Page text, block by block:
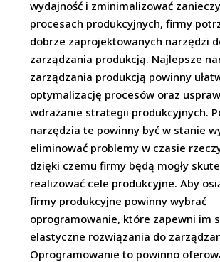
wydajność i zminimalizować
procesach produkcyjnych, firmy
dobrze zaprojektowanych narzędzi
zarządzania produkcją. Najlepsze
zarządzania produkcją powinny
optymalizację procesów oraz
wdrażanie strategii produkcyjnych.
narzędzia te powinny być w stanie
eliminować problemy w czasie
dzięki czemu firmy będą mogły
realizować cele produkcyjne. Aby
firmy produkcyjne powinny wybrać
oprogramowanie, które zapewni im
elastyczne rozwiązania do
Oprogramowanie to powinno